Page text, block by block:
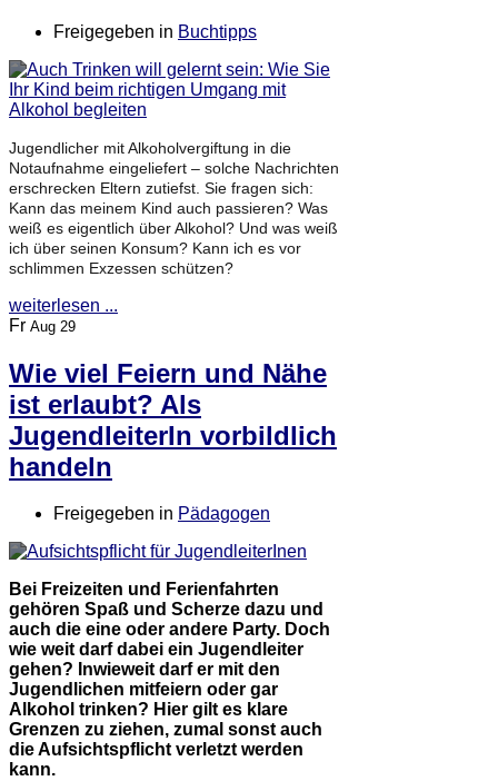
Freigegeben in Buchtipps
Jugendlicher mit Alkoholvergiftung in die
Notaufnahme eingeliefert – solche Nachrichten
erschrecken Eltern zutiefst. Sie fragen sich:
Kann das meinem Kind auch passieren? Was
weiß es eigentlich über Alkohol? Und was weiß
ich über seinen Konsum? Kann ich es vor
schlimmen Exzessen schützen?
weiterlesen ...
Fr Aug 29
Wie viel Feiern und Nähe
ist erlaubt? Als
JugendleiterIn vorbildlich
handeln
Freigegeben in Pädagogen
Bei Freizeiten und Ferienfahrten
gehören Spaß und Scherze dazu und
auch die eine oder andere Party. Doch
wie weit darf dabei ein Jugendleiter
gehen? Inwieweit darf er mit den
Jugendlichen mitfeiern oder gar
Alkohol trinken? Hier gilt es klare
Grenzen zu ziehen, zumal sonst auch
die Aufsichtspflicht verletzt werden
kann.